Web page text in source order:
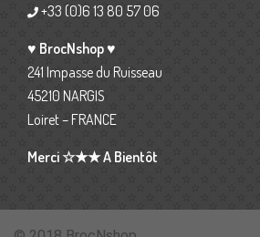
+33 (0)6 13 80 57 06
♥ BrocNshop ♥
241 Impasse du Ruisseau
45210 NARGIS
Loiret – FRANCE
Merci ☆★★ A Bientôt